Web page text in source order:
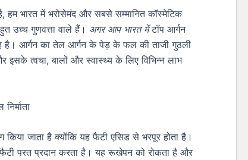
हम भारत में भरोसेमंद और सबसे सम्मानित कॉस्मेटिक
उच्च गुणवत्ता वाले हैं। अगर आप भारत मेंटॉप आर्गन
है। आर्गन का तेल आर्गन के पेड़ के फल की ताजी गुठली
इसके त्वचा, बालों और स्वास्थ्य के लिए विभिन्न लाभ
जाता है क्योंकि यह फैटी एसिड से भरपूर होता है।
फैटी परत प्रदान करता है। यह रूखेपन को रोकता है और